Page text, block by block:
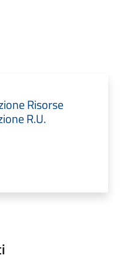
Risorse
R.U.